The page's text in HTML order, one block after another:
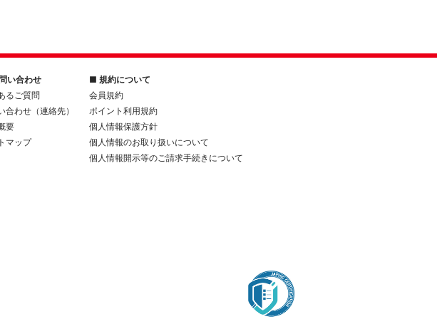
い合わせ
るご質問
合わせ（連絡先）
要
マップ
■ 規約について
会員規約
ポイント利用規約
個人情報保護方針
個人情報のお取り扱いについて
個人情報開示等のご請求手続きについて